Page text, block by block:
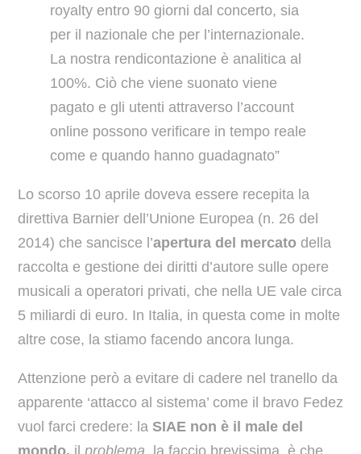
royalty entro 90 giorni dal concerto, sia
per il nazionale che per l’internazionale.
La nostra rendicontazione è analitica al
100%. Ciò che viene suonato viene
pagato e gli utenti attraverso l’account
online possono verificare in tempo reale
come e quando hanno guadagnato”
Lo scorso 10 aprile doveva essere recepita la
direttiva Barnier dell’Unione Europea (n. 26 del
2014) che sancisce l’apertura del mercatodella
raccolta e gestione dei diritti d’autore sulle opere
musicali a operatori privati, che nella UE vale circa
5 miliardi di euro. In Italia, in questa come in molte
altre cose, la stiamo facendo ancora lunga.
Attenzione però a evitare di cadere nel tranello da
apparente ‘attacco al sistema’ come il bravo Fedez
vuol farci credere: la SIAE non è il male del